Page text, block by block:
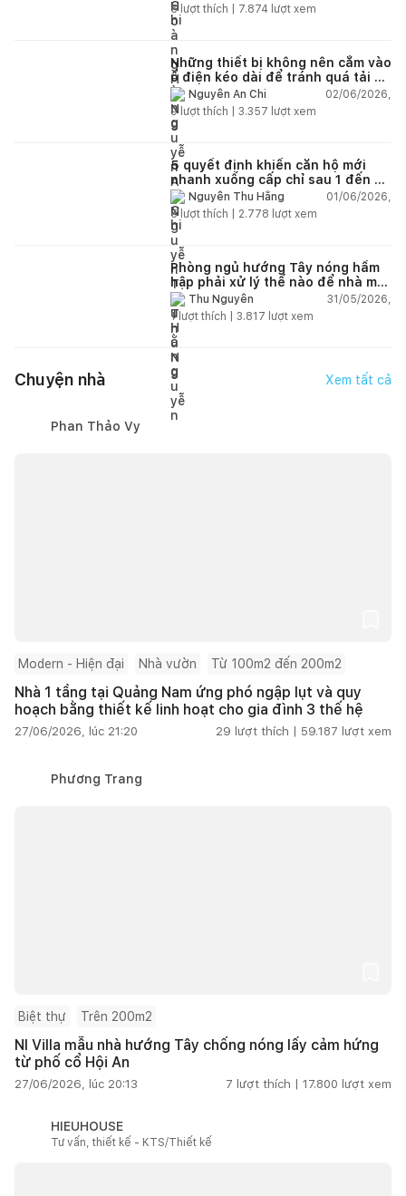
5lượt thích | 7.874 lượt xem
Những thiết bị không nên cắm vào
ổ điện kéo dài để tránh quá tải và
chập cháy trong nhà
Nguyễn An Chi
02/06/2026,
9lượt thích | 3.357 lượt xem
5 quyết định khiến căn hộ mới
nhanh xuống cấp chỉ sau 1 đến 2
nămNguyễn Thu Hằng
01/06/2026,
5lượt thích | 2.778 lượt xem
Phòng ngủ hướng Tây nóng hầm
hập phải xử lý thế nào để nhà mát
hơn?Thu Nguyễn
31/05/2026,
1lượt thích | 3.817 lượt xem
Chuyện nhà Xem tất cả
Phan Thảo Vy
Modern - Hiện đại Nhà vườn Từ 100m2 đến 200m2
Nhà 1 tầng tại Quảng Nam ứng phó ngập lụt và quy
hoạch bằng thiết kế linh hoạt cho gia đình 3 thế hệ
27/06/2026, lúc 21:20 29 lượt thích | 59.187 lượt xem
Phương Trang
Biệt thự Trên 200m2
NI Villa mẫu nhà hướng Tây chống nóng lấy cảm hứng
từ phố cổ Hội An
27/06/2026, lúc 20:13 7 lượt thích | 17.800 lượt xem
HIEUHOUSE
Tư vấn, thiết kế - KTS/Thiết kế